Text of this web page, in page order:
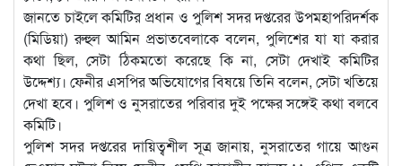
জানতে চাইলে কমিটির প্রধান ও পুলিশ সদর দপ্তরের উপমহাপরিদর্শক
(মিডিয়া) রুহুল আমিন প্রভাতবেলাকে বলেন, পুলিশের যা যা করার
কথা ছিল, সেটা ঠিকমতো করেছে কি না, সেটা দেখাই কমিটির
উদ্দেশ্য। ফেনীর এসপির অভিযোগের বিষয়ে তিনি বলেন, সেটা খতিয়ে
দেখা হবে। পুলিশ ও নুসরাতের পরিবার দুই পক্ষের সঙ্গেই কথা বলবে
কমিটি।
পুলিশ সদর দপ্তরের দায়িত্বশীল সূত্র জানায়, নুসরাতের গায়ে আগুন